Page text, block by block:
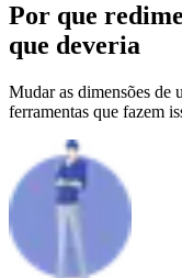
Por que
que deveria
Mudar as dimensões de
ferramentas que fazem